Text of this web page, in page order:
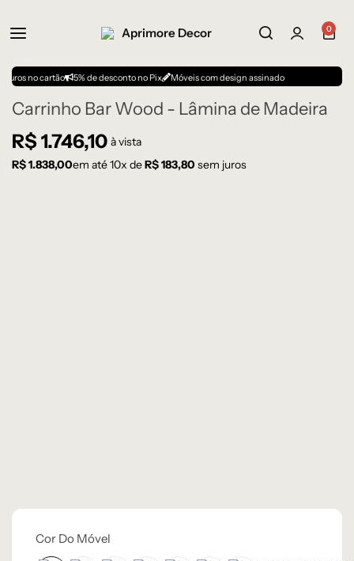
0
cartão 5% de desconto no Pix Móveis com design assinado
Carrinho Bar Wood - Lâmina de Madeira
R$ 1.746,10 à vista
R$1.838,00em até10x deR$183,80 sem juros
Cor Do Móvel